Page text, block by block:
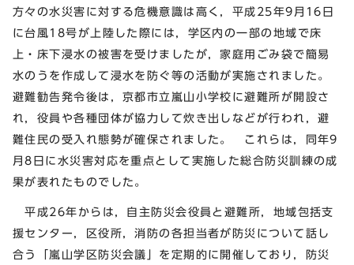
方々の水災害に対する危機意識は高く，平成25年9月16日
に台風18号が上陸した際には，学区内の一部の地域で床
上・床下浸水の被害を受けましたが，家庭用ごみ袋で簡易
水のうを作成して浸水を防ぐ等の活動が実施されました。
避難勧告発令後は，京都市立嵐山小学校に避難所が開設さ
れ，役員や各種団体が協力して炊き出しなどが行われ，避
難住民の受入れ態勢が確保されました。 これらは，同年9
月8日に水災害対応を重点として実施した総合防災訓練の成
果が表れたものでした。
平成26年からは，自主防災会役員と避難所，地域包括支
援センター，区役所，消防の各担当者が防災について話し
合う「嵐山学区防災会議」を定期的に開催しており，防災